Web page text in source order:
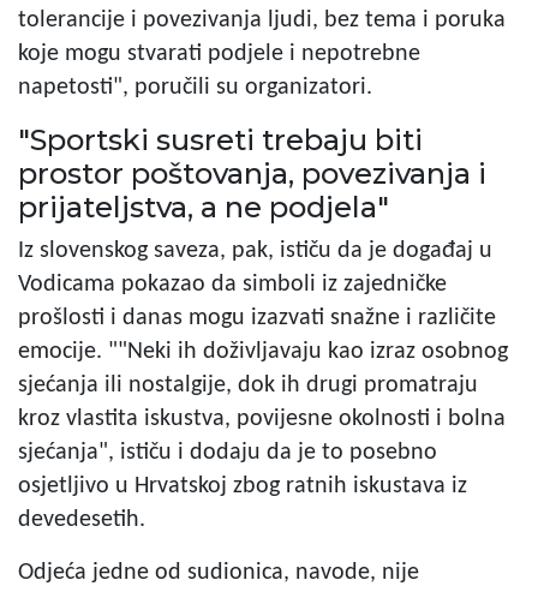
tolerancije i povezivanja ljudi, bez tema i poruka
koje mogu stvarati podjele i nepotrebne
napetosti", poručili su organizatori.
"Sportski susreti trebaju biti
prostor poštovanja, povezivanja i
prijateljstva, a ne podjela"
Iz slovenskog saveza, pak, ističu da je događaj u
Vodicama pokazao da simboli iz zajedničke
prošlosti i danas mogu izazvati snažne i različite
emocije. ""Neki ih doživljavaju kao izraz osobnog
sjećanja ili nostalgije, dok ih drugi promatraju
kroz vlastita iskustva, povijesne okolnosti i bolna
sjećanja", ističu i dodaju da je to posebno
osjetljivo u Hrvatskoj zbog ratnih iskustava iz
devedesetih.
Odjeća jedne od sudionica, navode, nije